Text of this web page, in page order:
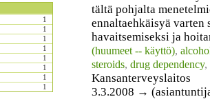
1
1
1
1
1
1
1
1
tältä pohjalta
ennaltaehkäisyä varten
havaitsemiseksi ja
(huumeet -- käyttö),
steroids, drug dependency,
Kansanterveyslaitos
3.3.2008 →